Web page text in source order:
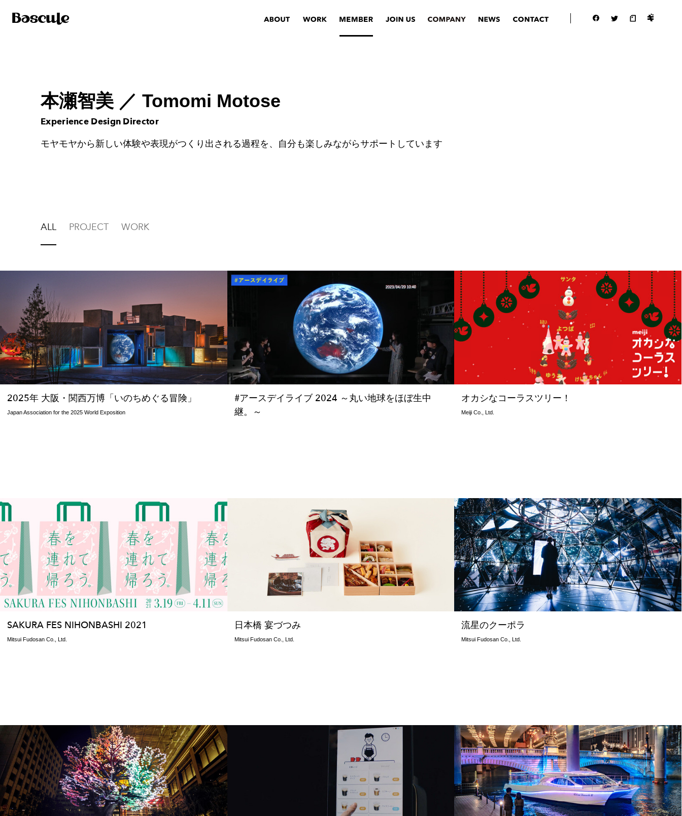
本瀬智美 ／ Tomomi Motose
Experience Design Director
モヤモヤから新しい体験や表現がつくり出される過程を、自分も楽しみながらサポートしています
ALL PROJECT WORK
2025年 大阪・関西万博「いのちめぐる冒険」
Japan Association for the 2025 World Exposition
#アースデイライブ 2024 ～丸い地球をほぼ生中
継。～
オカシなコーラスツリー！
Meiji Co., Ltd.
SAKURA FES NIHONBASHI 2021
Mitsui Fudosan Co., Ltd.
日本橋 宴づつみ
Mitsui Fudosan Co., Ltd.
流星のクーポラ
Mitsui Fudosan Co., Ltd.